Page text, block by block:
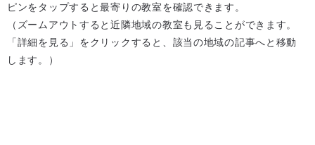
ピンをタップすると最寄りの教室を確認できます。
（ズームアウトすると近隣地域の教室も見ることができます。
「詳細を見る」をクリックすると、該当の地域の記事へと移動
します。）